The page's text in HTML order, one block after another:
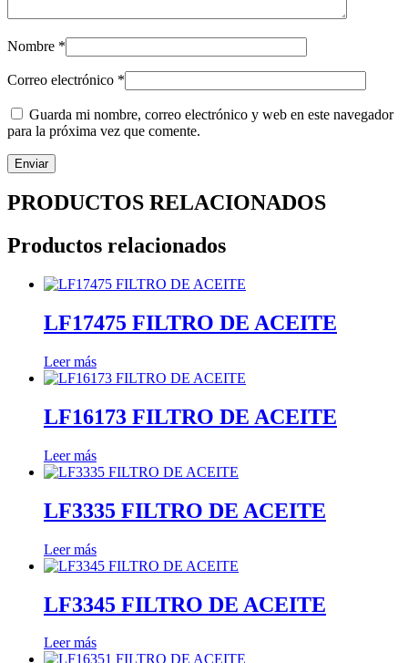
Nombre *
Correo electrónico *
Guarda mi nombre, correo electrónico y web en este navegador
para la próxima vez que comente.
PRODUCTOS RELACIONADOS
Productos relacionados
LF17475 FILTRO DE ACEITE
Leer más
LF16173 FILTRO DE ACEITE
Leer más
LF3335 FILTRO DE ACEITE
Leer más
LF3345 FILTRO DE ACEITE
Leer más